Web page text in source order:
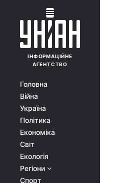
ІНФОРМАЦІЙНЕ
АГЕНТСТВО
Головна
Війна
Україна
Політика
Економіка
Світ
Екологія
Регіони
Спорт